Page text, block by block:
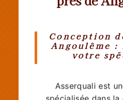
Conception
Angoulême
votre
Asserquali est
spécialisée dans